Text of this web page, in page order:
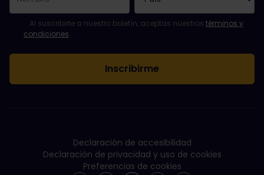
El campo de dirección de email es obligatorio.
La dirección de email no es válida.
Ha habido un fallo al suscribirte al boletín. Vuelve a intentarlo
¡Ya te has suscrito a este boletín!
Acepta los términos y condiciones para suscribirte al boletín
Al suscribirte a nuestro boletín, aceptas nuestros términos y
condiciones.
Declaración de accesibilidad
Declaración de privacidad y uso de cookies
Preferencias de cookies